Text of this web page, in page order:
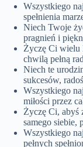
Wszystkiego
spełnienia
Niech Twoje
pragnień i
Życzę Ci wielu
chwilą pełną
Niech te
sukcesów,
Wszystkiego
miłości przez
Życzę Ci, abyś
samego siebie,
Wszystkiego
pełnych